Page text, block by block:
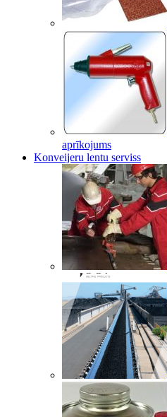
aprīkojums
Konveijeru lentu serviss